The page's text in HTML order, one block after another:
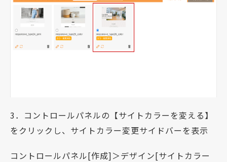
3．コントロールパネルの【サイトカラーを変える】
をクリックし、サイトカラー変更サイドバーを表示
コントロールパネル[作成]＞デザイン[サイトカラー